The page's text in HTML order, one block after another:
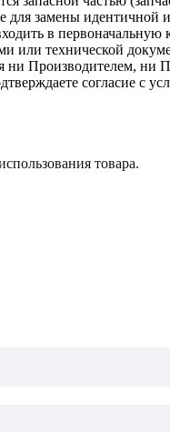
для замены
в
или технической
ни Производителем, ни
согласие с
товара.